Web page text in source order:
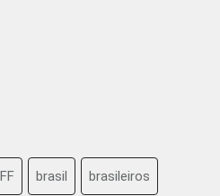
brasil brasileiros